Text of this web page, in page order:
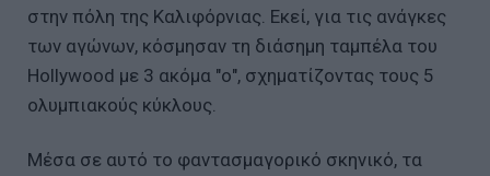
στην πόλη της Καλιφόρνιας. Εκεί, για τις ανάγκες
των αγώνων, κόσμησαν τη διάσημη ταμπέλα του
Hollywood με 3 ακόμα "ο", σχηματίζοντας τους 5
ολυμπιακούς κύκλους.
Μέσα σε αυτό το φαντασμαγορικό σκηνικό, τα